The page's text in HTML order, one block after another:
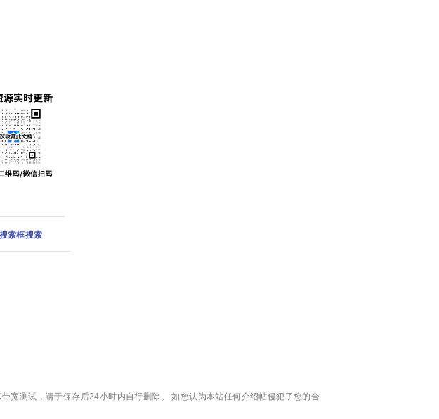
索框搜索
宽测试，请于保存后24小时内自行删除。 如您认为本站任何介绍帖侵犯了您的合